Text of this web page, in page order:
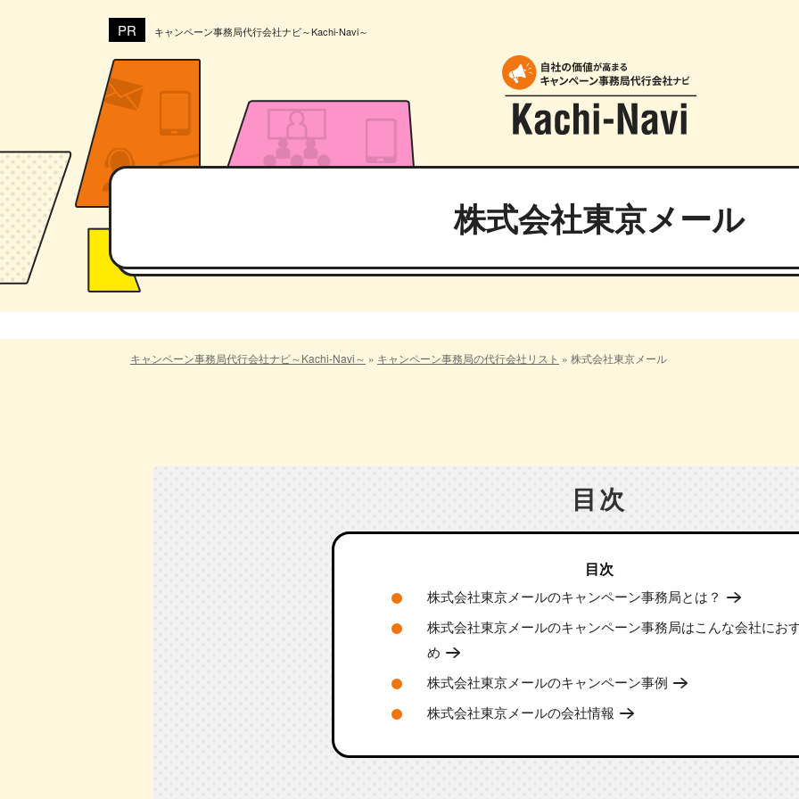
キャンペーン事務局代行会社ナビ～Kachi-Navi～
株式会社東京メール
キャンペーン事務局代行会社ナビ～Kachi-Navi～ » キャンペーン事務局の代行会社リスト » 株式会社東京メール
目次
株式会社東京メールのキャンペーン事務局とは？
株式会社東京メールのキャンペーン事務局はこんな会社にお
め
株式会社東京メールのキャンペーン事例
株式会社東京メールの会社情報